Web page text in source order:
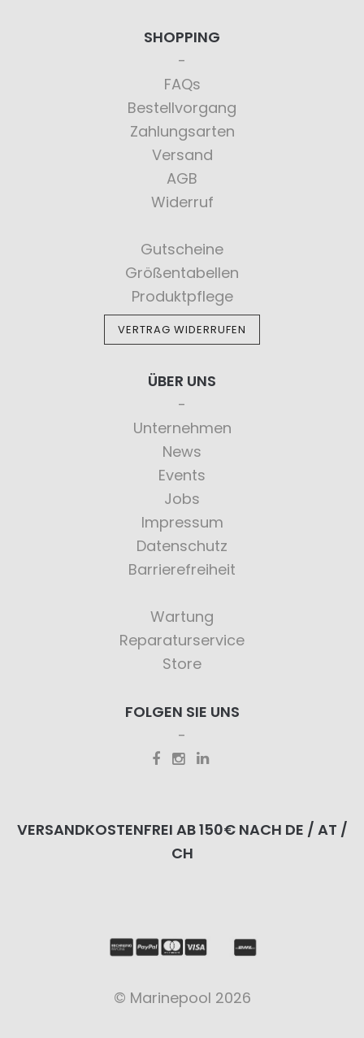
SHOPPING
FAQs
Bestellvorgang
Zahlungsarten
Versand
AGB
Widerruf
Gutscheine
Größentabellen
Produktpflege
VERTRAG WIDERRUFEN
ÜBER UNS
Unternehmen
News
Events
Jobs
Impressum
Datenschutz
Barrierefreiheit
Wartung
Reparaturservice
Store
FOLGEN SIE UNS
VERSANDKOSTENFREI AB 150€ NACH DE / AT /
CH
© Marinepool 2026